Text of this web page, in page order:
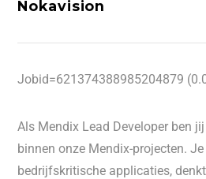
Nokavision
Jobid=621374388985204879
Als Mendix Lead Developer ben
binnen onze Mendix-projecten.
bedrijfskritische applicaties,